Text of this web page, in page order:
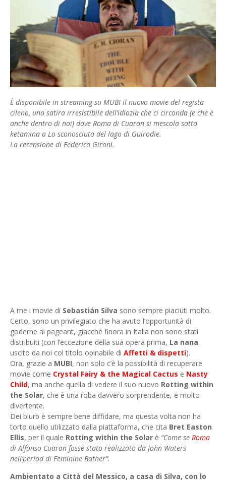
È disponibile in streaming su MUBI il nuovo movie del regista
cileno, una satira irresistibile dell’idiozia che ci circonda (e che è
anche dentro di noi) dove Roma di Cuaron si mescola sotto
ketamina a Lo sconosciuto del lago di Guirodie.
La recensione di Federico Gironi.
A me i movie di Sebastián Silva sono sempre piaciuti molto.
Certo, sono un privilegiato che ha avuto l’opportunità di
goderne ai pageant, giacché finora in Italia non sono stati
distribuiti (con l’eccezione della sua opera prima, La nana,
uscito da noi col titolo opinabile di Affetti & dispetti).
Ora, grazie a MUBI, non solo c’è la possibilità di recuperare
movie come Crystal Fairy & the Magical Cactus e Nasty
Child, ma anche quella di vedere il suo nuovo Rotting within
the Solar, che è una roba davvero sorprendente, e molto
divertente.
Dei blurb è sempre bene diffidare, ma questa volta non ha
torto quello utilizzato dalla piattaforma, che cita Bret Easton
Ellis, per il quale Rotting within the Solar è “Come se Roma
di Alfonso Cuaron fosse stato realizzato da John Waters
nell’period di Feminine Bother”.
Ambientato a Città del Messico, a casa di Silva, con lo